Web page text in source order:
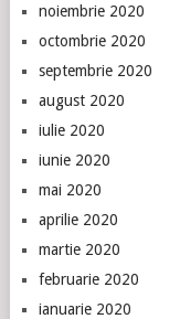
noiembrie 2020
octombrie 2020
septembrie 2020
august 2020
iulie 2020
iunie 2020
mai 2020
aprilie 2020
martie 2020
februarie 2020
ianuarie 2020